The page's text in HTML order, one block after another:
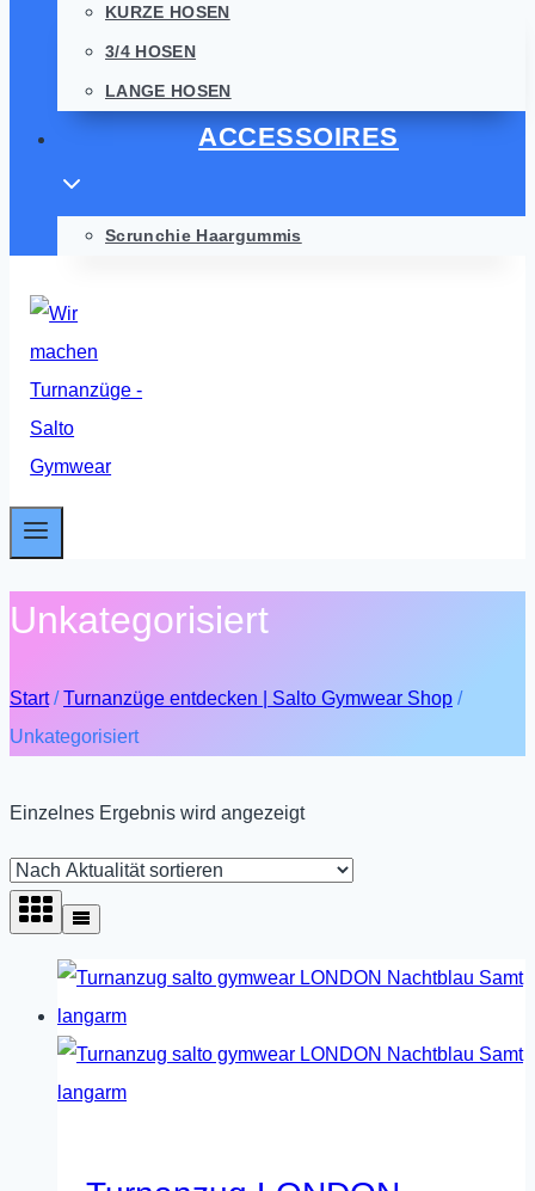
KURZE HOSEN
3/4 HOSEN
LANGE HOSEN
ACCESSOIRES
Scrunchie Haargummis
Unkategorisiert
Start / Turnanzüge entdecken | Salto Gymwear Shop /
Unkategorisiert
Einzelnes Ergebnis wird angezeigt